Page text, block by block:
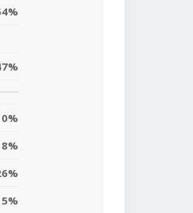
0%
5%